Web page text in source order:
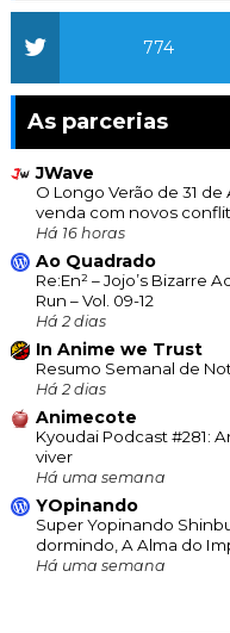
774
As parcerias
JWave
O Longo Verão de 31
venda com novos
Há 16 horas
Ao Quadrado
Re:En² – Jojo’s Bizarre
Run – Vol. 09-12
Há 2 dias
In Anime we Trust
Resumo Semanal de
Há 2 dias
Animecote
Kyoudai Podcast #281:
viver
Há uma semana
YOpinando
Super Yopinando
dormindo, A Alma do
Há uma semana